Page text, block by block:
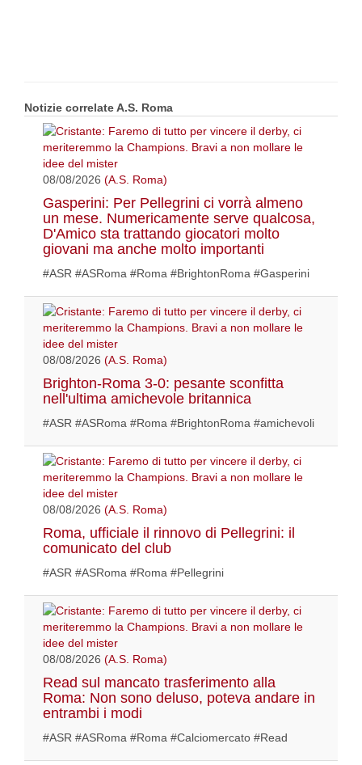
Notizie correlate A.S. Roma
08/08/2026 (A.S. Roma)
Gasperini: Per Pellegrini ci vorrà almeno
un mese. Numericamente serve qualcosa,
D'Amico sta trattando giocatori molto
giovani ma anche molto importanti
#ASR #ASRoma #Roma #BrightonRoma #Gasperini
08/08/2026 (A.S. Roma)
Brighton-Roma 3-0: pesante sconfitta
nell'ultima amichevole britannica
#ASR #ASRoma #Roma #BrightonRoma #amichevoli
08/08/2026 (A.S. Roma)
Roma, ufficiale il rinnovo di Pellegrini: il
comunicato del club
#ASR #ASRoma #Roma #Pellegrini
08/08/2026 (A.S. Roma)
Read sul mancato trasferimento alla
Roma: Non sono deluso, poteva andare in
entrambi i modi
#ASR #ASRoma #Roma #Calciomercato #Read